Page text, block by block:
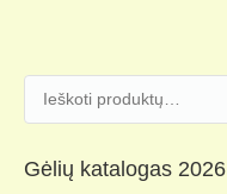
Gėlių katalogas 2026